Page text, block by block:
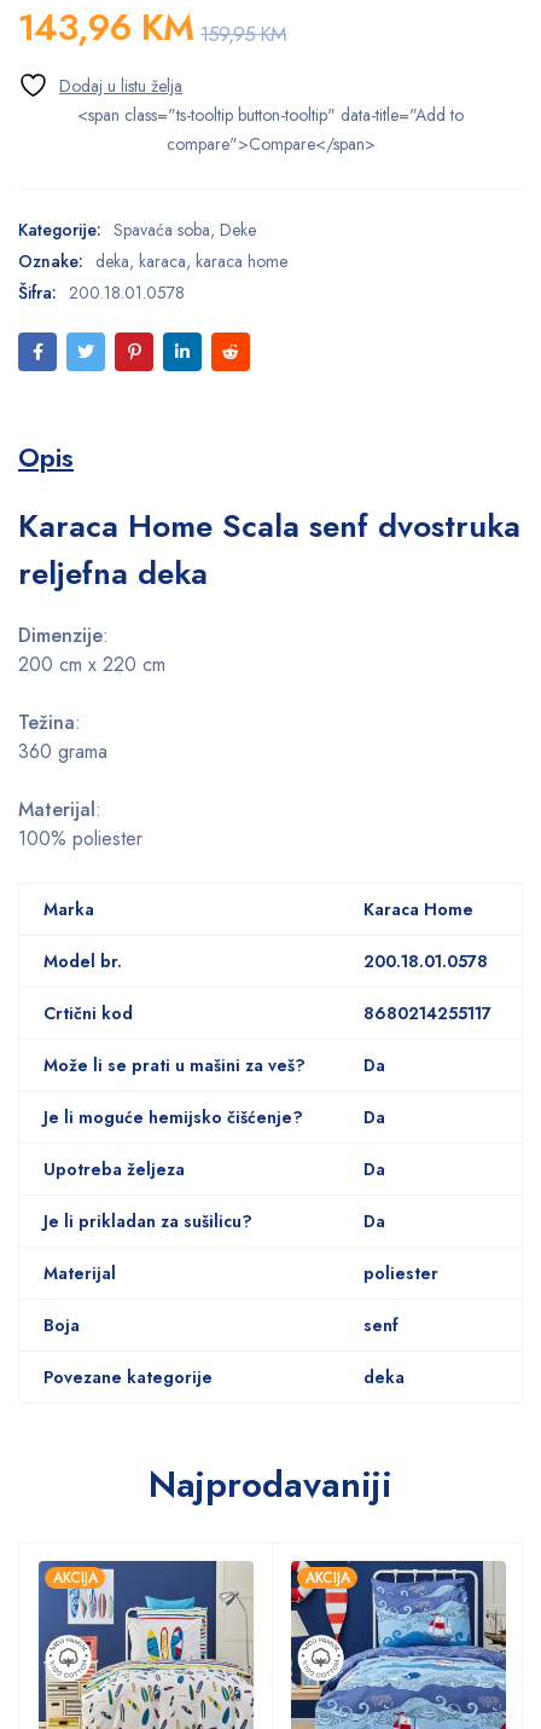
159,95KM
143,96 KM
<span class="ts-tooltip button-tooltip" data-title="Add to
compare">Compare</span>
Kategorije: Spavaća soba, Deke
Oznake: deka, karaca, karaca home
Šifra: 200.18.01.0578
Opis
Karaca Home Scala senf dvostruka
reljefna deka
Dimenzije:
200 cm x 220 cm
Težina:
360 grama
Materijal:
100% poliester
Marka Karaca Home
Model br. 200.18.01.0578
Crtični kod 8680214255117
Može li se prati u mašini za veš? Da
Je li moguće hemijsko čišćenje? Da
Upotreba željeza Da
Je li prikladan za sušilicu? Da
Materijal poliester
Boja senf
Povezane kategorije deka
Najprodavaniji
AKCIJA AKCIJA